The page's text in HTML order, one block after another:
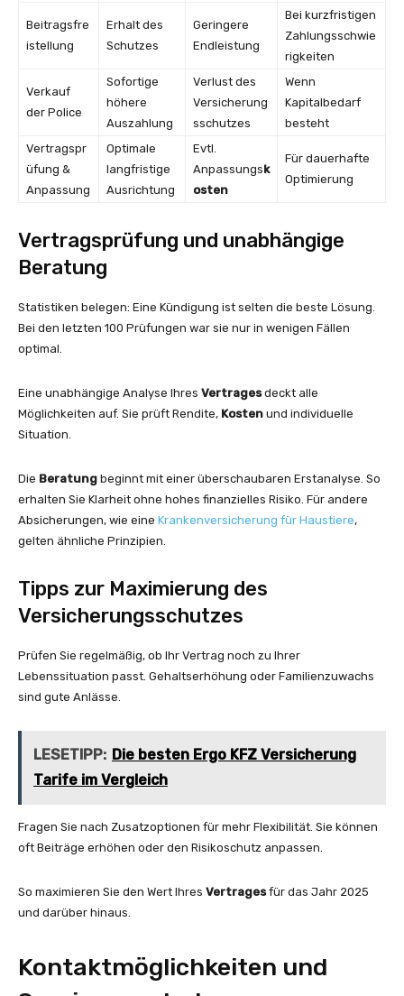
Beitragsfre
istellung
Erhalt des
Schutzes
Geringere
Endleistung
Bei kurzfristigen
Zahlungsschwie
rigkeiten
Verkauf
der Police
Sofortige
höhere
Auszahlung
Verlust des
Versicherung
sschutzes
Wenn
Kapitalbedarf
besteht
Vertragspr
üfung &
Anpassung
Optimale
langfristige
Ausrichtung
Evtl.
Anpassungsk
osten
Für dauerhafte
Optimierung
Vertragsprüfung und unabhängige
Beratung
Statistiken belegen: Eine Kündigung ist selten die beste Lösung.
Bei den letzten 100 Prüfungen war sie nur in wenigen Fällen
optimal.
Eine unabhängige Analyse Ihres Vertragesdeckt alle
Möglichkeiten auf. Sie prüft Rendite, Kosten und individuelle
Situation.
Die Beratung beginnt mit einer überschaubaren Erstanalyse. So
erhalten Sie Klarheit ohne hohes finanzielles Risiko. Für andere
Absicherungen, wie eine Krankenversicherung für Haustiere,
gelten ähnliche Prinzipien.
Tipps zur Maximierung des
Versicherungsschutzes
Prüfen Sie regelmäßig, ob Ihr Vertrag noch zu Ihrer
Lebenssituation passt. Gehaltserhöhung oder Familienzuwachs
sind gute Anlässe.
LESETIPP: Die besten Ergo KFZ Versicherung
Tarife im Vergleich
Fragen Sie nach Zusatzoptionen für mehr Flexibilität. Sie können
oft Beiträge erhöhen oder den Risikoschutz anpassen.
So maximieren Sie den Wert Ihres Vertragesfür das Jahr 2025
und darüber hinaus.
Kontaktmöglichkeiten und